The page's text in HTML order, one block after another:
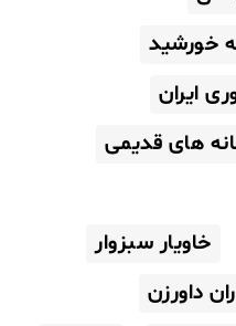
خورشید
ایران
های قدیمی
خاویار سبزوار
داورزن